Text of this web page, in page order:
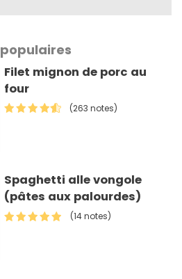
Filet mignon de porc au
four
(263 notes)
Spaghetti alle vongole
(pâtes aux palourdes)
(14 notes)